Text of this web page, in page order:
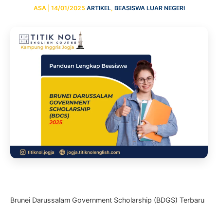
ASA| 14/01/2025 ARTIKEL, BEASISWA LUAR NEGERI
Brunei Darussalam Government Scholarship (BDGS) Terbaru